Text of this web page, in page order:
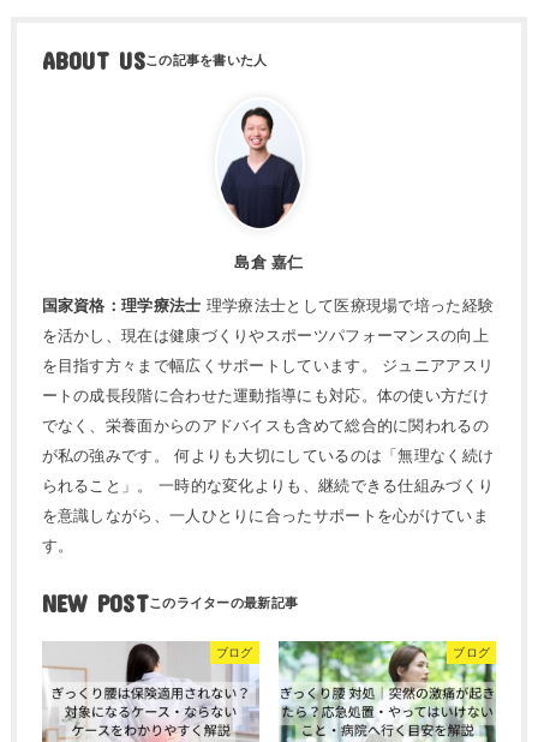
ABOUT US
島倉 嘉仁
国家資格：理学療法士 理学療法士として医療現場で培った経験
を活かし、現在は健康づくりやスポーツパフォーマンスの向上
を目指す方々まで幅広くサポートしています。 ジュニアアスリ
ートの成長段階に合わせた運動指導にも対応。体の使い方だけ
でなく、栄養面からのアドバイスも含めて総合的に関われるの
が私の強みです。 何よりも大切にしているのは「無理なく続け
られること」。 一時的な変化よりも、継続できる仕組みづくり
を意識しながら、一人ひとりに合ったサポートを心がけていま
す。
NEW POST
ブログ ブログ